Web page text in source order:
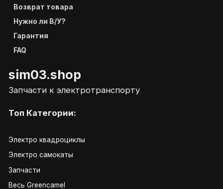
Возврат товара
Нужно ли В/У?
Гарантия
FAQ
sim03.shop
Запчасти к электротранспорту
Топ Категории:
Электро квадроциклы
Электро самокаты
Запчасти
Весь Greencamel